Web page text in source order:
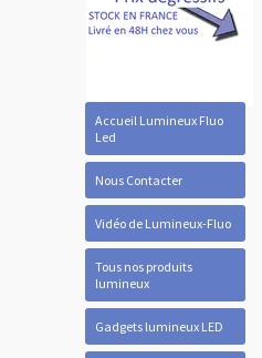
Accueil Lumineux Fluo
Led
Nous Contacter
Vidéo de Lumineux-Fluo
Tous nos produits
lumineux
Gadgets lumineux LED